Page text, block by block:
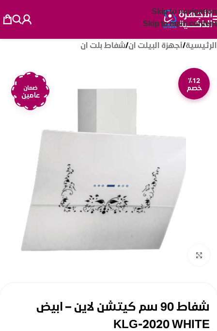
Skip to navigation
Skip to main content
الرئيسية/أجهزة البيلت ان/شفاط بلت ان
٪12
خصم
ضمان
عامين
شفاط 90 سم كيتشن لاين – ابيض
KLG-2020 WHITE